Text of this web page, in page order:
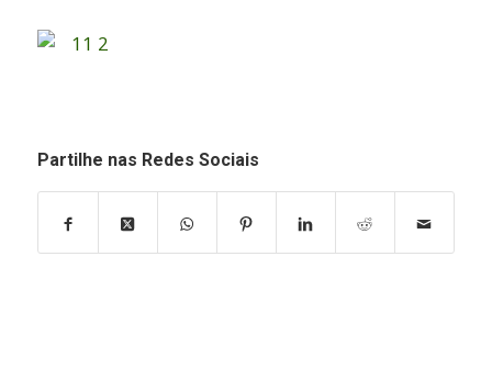
Partilhe nas Redes Sociais